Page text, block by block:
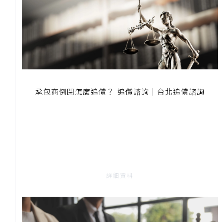
承包商倒閉怎麼追償？ 追償諮詢｜台北追償諮詢
詳細資料